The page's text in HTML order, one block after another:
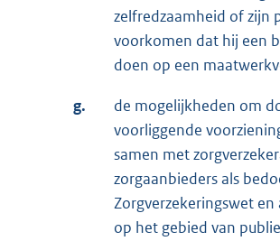
zelfredzaamheid of zijn
voorkomen dat hij een
doen op een
g.
de mogelijkheden om
voorliggende
samen met
zorgaanbieders als
Zorgverzekeringswet
op het gebied van